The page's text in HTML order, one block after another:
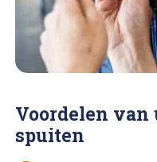
Voordelen
spuiten